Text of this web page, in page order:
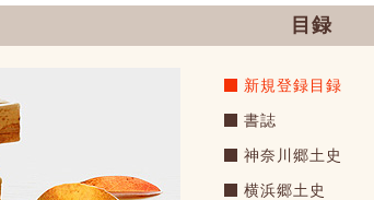
目録
新規登録目録
書誌
神奈川郷土史
横浜郷土史